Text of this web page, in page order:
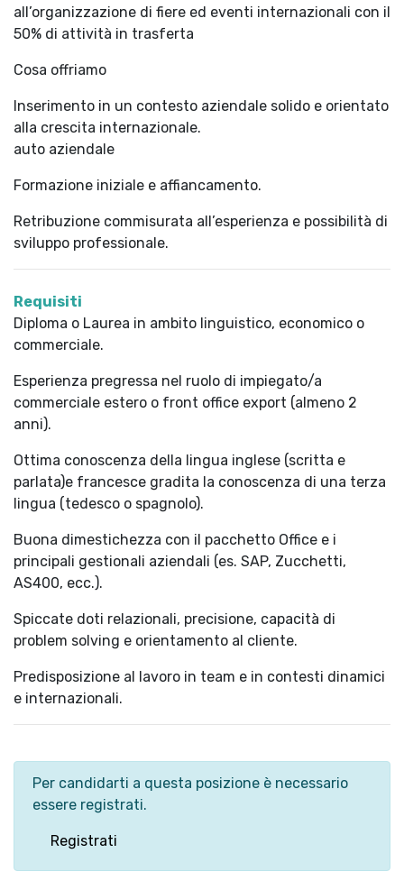
all’organizzazione di fiere ed eventi internazionali con il
50% di attività in trasferta
Cosa offriamo
Inserimento in un contesto aziendale solido e orientato
alla crescita internazionale.
auto aziendale
Formazione iniziale e affiancamento.
Retribuzione commisurata all’esperienza e possibilità di
sviluppo professionale.
Requisiti
Diploma o Laurea in ambito linguistico, economico o
commerciale.
Esperienza pregressa nel ruolo di impiegato/a
commerciale estero o front office export (almeno 2
anni).
Ottima conoscenza della lingua inglese (scritta e
parlata)e francesce gradita la conoscenza di una terza
lingua (tedesco o spagnolo).
Buona dimestichezza con il pacchetto Office e i
principali gestionali aziendali (es. SAP, Zucchetti,
AS400, ecc.).
Spiccate doti relazionali, precisione, capacità di
problem solving e orientamento al cliente.
Predisposizione al lavoro in team e in contesti dinamici
e internazionali.
Per candidarti a questa posizione è necessario
essere registrati.
Registrati